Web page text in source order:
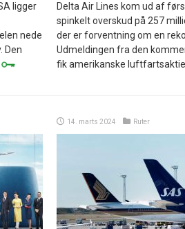
ligger
nede
Den
Delta Air Lines kom ud af
spinkelt overskud på 257
der er forventning om en
Udmeldingen fra den
fik amerikanske
14. marts 2024 Ruter